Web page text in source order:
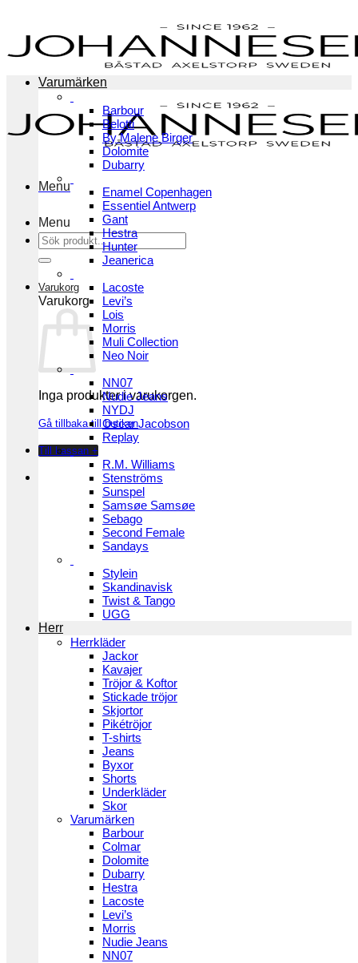
content
Menu
Menu
Sök
efter:
Varukorg
Varukorg
Inga produkter i varukorgen.
Gå tillbaka till butiken
Till kassan +
Varumärken
Barbour
Belotti
By Malene Birger
Dolomite
Dubarry
Enamel Copenhagen
Essentiel Antwerp
Gant
Hestra
Hunter
Jeanerica
Lacoste
Levi’s
Lois
Morris
Muli Collection
Neo Noir
NN07
Nudie Jeans
NYDJ
Oscar Jacobson
Replay
R.M. Williams
Stenströms
Sunspel
Samsøe Samsøe
Sebago
Second Female
Sandays
Stylein
Skandinavisk
Twist & Tango
UGG
Herr
Herrkläder
Jackor
Kavajer
Tröjor & Koftor
Stickade tröjor
Skjortor
Pikétröjor
T-shirts
Jeans
Byxor
Shorts
Underkläder
Skor
Varumärken
Barbour
Colmar
Dolomite
Dubarry
Hestra
Lacoste
Levi’s
Morris
Nudie Jeans
NN07